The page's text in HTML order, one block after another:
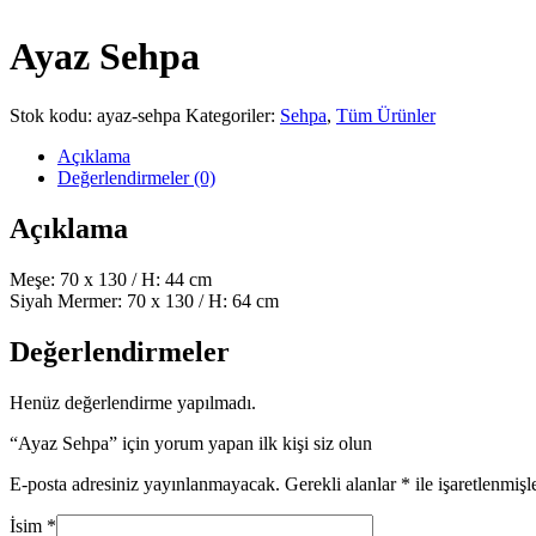
Ayaz Sehpa
Stok kodu: ayaz-sehpa Kategoriler: Sehpa, Tüm Ürünler
Açıklama
Değerlendirmeler (0)
Açıklama
Meşe: 70 x 130 / H: 44 cm
Siyah Mermer: 70 x 130 / H: 64 cm
Değerlendirmeler
Henüz değerlendirme yapılmadı.
“Ayaz Sehpa” için yorum yapan ilk kişi siz olun
E-posta adresiniz yayınlanmayacak. Gerekli alanlar * ile
İsim *